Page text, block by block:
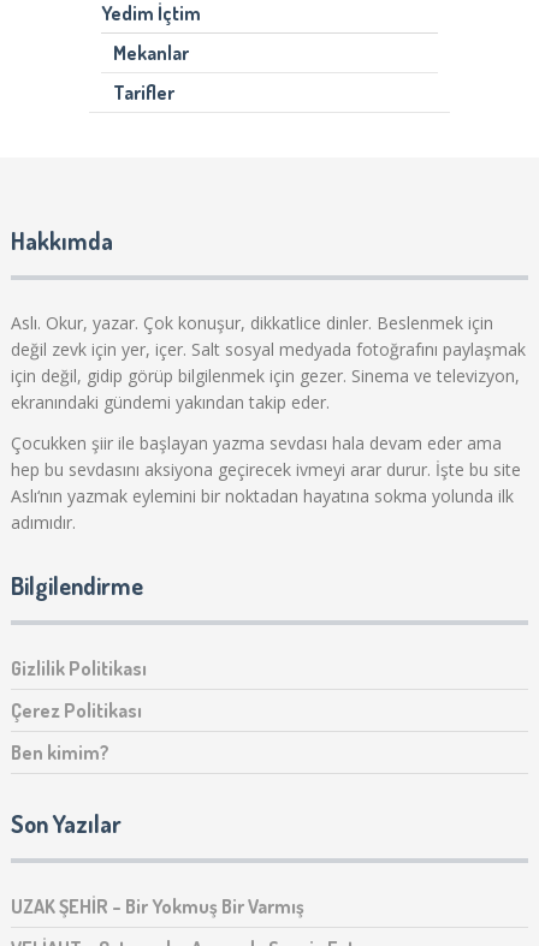
Yedim İçtim
Mekanlar
Tarifler
Hakkımda
Aslı. Okur, yazar. Çok konuşur, dikkatlice dinler. Beslenmek için
değil zevk için yer, içer. Salt sosyal medyada fotoğrafını paylaşmak
için değil, gidip görüp bilgilenmek için gezer. Sinema ve televizyon,
ekranındaki gündemi yakından takip eder.
Çocukken şiir ile başlayan yazma sevdası hala devam eder ama
hep bu sevdasını aksiyona geçirecek ivmeyi arar durur. İşte bu site
Aslı‘nın yazmak eylemini bir noktadan hayatına sokma yolunda ilk
adımıdır.
Bilgilendirme
Gizlilik Politikası
Çerez Politikası
Ben kimim?
Son Yazılar
UZAK ŞEHİR – Bir Yokmuş Bir Varmış